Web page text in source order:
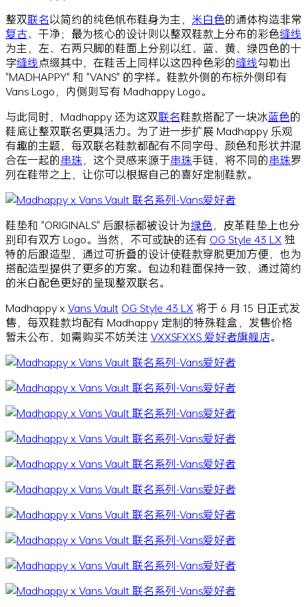
整双联名以简约的纯色帆布鞋身为主， 米白色的通体构造非常
复古、干净；最为核心的设计则以整双鞋款上分布的彩色缝线
为主，左、右两只脚的鞋面上分别以红、蓝、黄、绿四色的十
字缝线点缀其中，在鞋舌上同样以这四种色彩的缝线勾勒出
"MADHAPPY" 和 "VANS" 的字样。鞋款外侧的布标外侧印有
Vans Logo，内侧则写有 Madhappy Logo。
与此同时，Madhappy 还为这双联名鞋款搭配了一块冰蓝色的
鞋底让整双联名更具活力。为了进一步扩展 Madhappy 乐观
有趣的主题，每双联名鞋款都配有不同字母、颜色和形状并混
合在一起的串珠 ，这个灵感来源于串珠手链，将不同的串珠罗
列在鞋带之上，让你可以根据自己的喜好定制鞋款。
鞋垫和 "ORIGINALS" 后跟标都被设计为绿色 ，皮革鞋垫上也分
别印有双方 Logo。当然，不可或缺的还有 OG Style 43 LX 独
特的后跟造型，通过可折叠的设计使鞋款穿脱更加方便，也为
搭配造型提供了更多的方案。包边和鞋面保持一致，通过简约
的米白配色更好的呈现整双联名。
Madhappy x Vans Vault OG Style 43 LX 将于 6 月 15 日正式发
售，每双鞋款均配有 Madhappy 定制的特殊鞋盒，发售价格
暂未公布，如需购买不妨关注 VXXSFXXS 爱好者旗舰店。